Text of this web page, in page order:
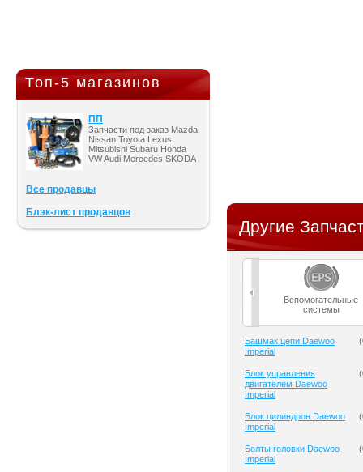
Топ-5 магазинов
ПП
Запчасти под заказ Mazda
Nissan Toyota Lexus
Mitsubishi Subaru Honda
VW Audi Mercedes SKODA
Все продавцы
Блэк-лист продавцов
Другие
Вспомогательные
системы
Башмак цепи Daewoo
Imperial
(
Блок управления
двигателем Daewoo
Imperial
(
Блок цилиндров Daewoo
Imperial
(
Болты головки Daewoo
Imperial
(